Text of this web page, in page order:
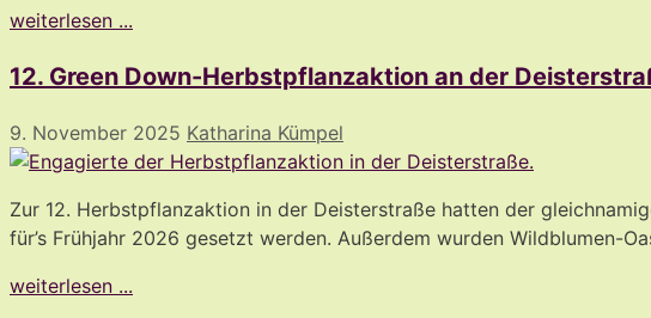
weiterlesen ...
12. Green Down-Herbstpflanzaktion an der
9. November 2025 Katharina Kümpel
Zur 12. Herbstpflanzaktion in der Deisterstraße hatten der
für’s Frühjahr 2026 gesetzt werden. Außerdem wurden Wildblumen-
weiterlesen ...